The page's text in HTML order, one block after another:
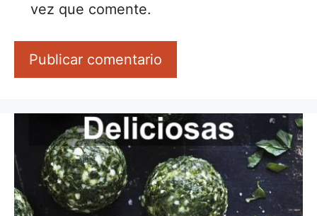
vez que comente.